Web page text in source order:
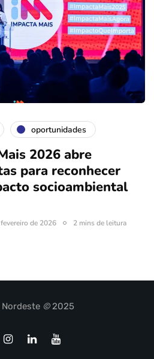
oportunidades
2026 abre
para reconhecer
socioambiental
de 2026 2 mins de leitura
©2025